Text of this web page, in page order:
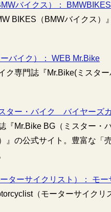
バイクス）：
BIKES（BMWバイクス）
バイク）： WEB Mr.Bike
ク専門誌『Mr.Bike(ミスター
ター・バイク バイヤーズガ
『Mr.Bike BG（ミスター
』の公式サイト。豊富な「
ターサイクリスト）： モー
（モーターサイクリ